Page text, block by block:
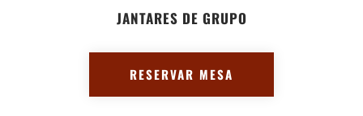
JANTARES DE GRUPO
RESERVAR MESA